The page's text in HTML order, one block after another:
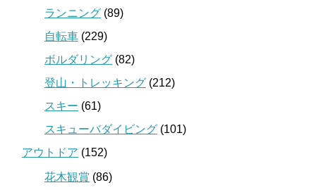
ランニング (89)
自転車 (229)
ボルダリング (82)
登山・トレッキング (212)
スキー (61)
スキューバダイビング (101)
アウトドア (152)
花木観賞 (86)